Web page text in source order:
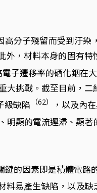
分子殘留而受到汙染
，材料本身的固有特
電子遷移率的硒化銦在
挑戰。截至目前，二
級缺陷 （62） ，以及內
明顯的電流遲滯、顯
鍵的因素即是積體電
料易產生缺陷，以及